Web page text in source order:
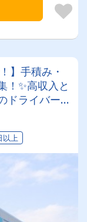
】手積み・
✨高収入と
ドライバーラ
以上